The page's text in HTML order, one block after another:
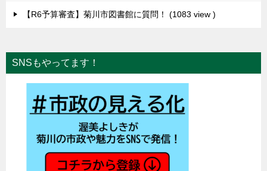
【R6予算審査】菊川市図書館に質問！ 1083 view
SNSもやってます！